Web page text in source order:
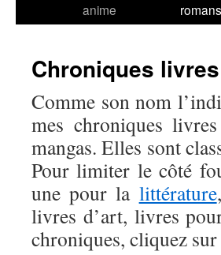
anime
romans
Chroniques
Comme son nom
mes chroniques
mangas. Elles sont
Pour limiter le côté
une pour la littérature
livres d’art, livres
chroniques, cliquez